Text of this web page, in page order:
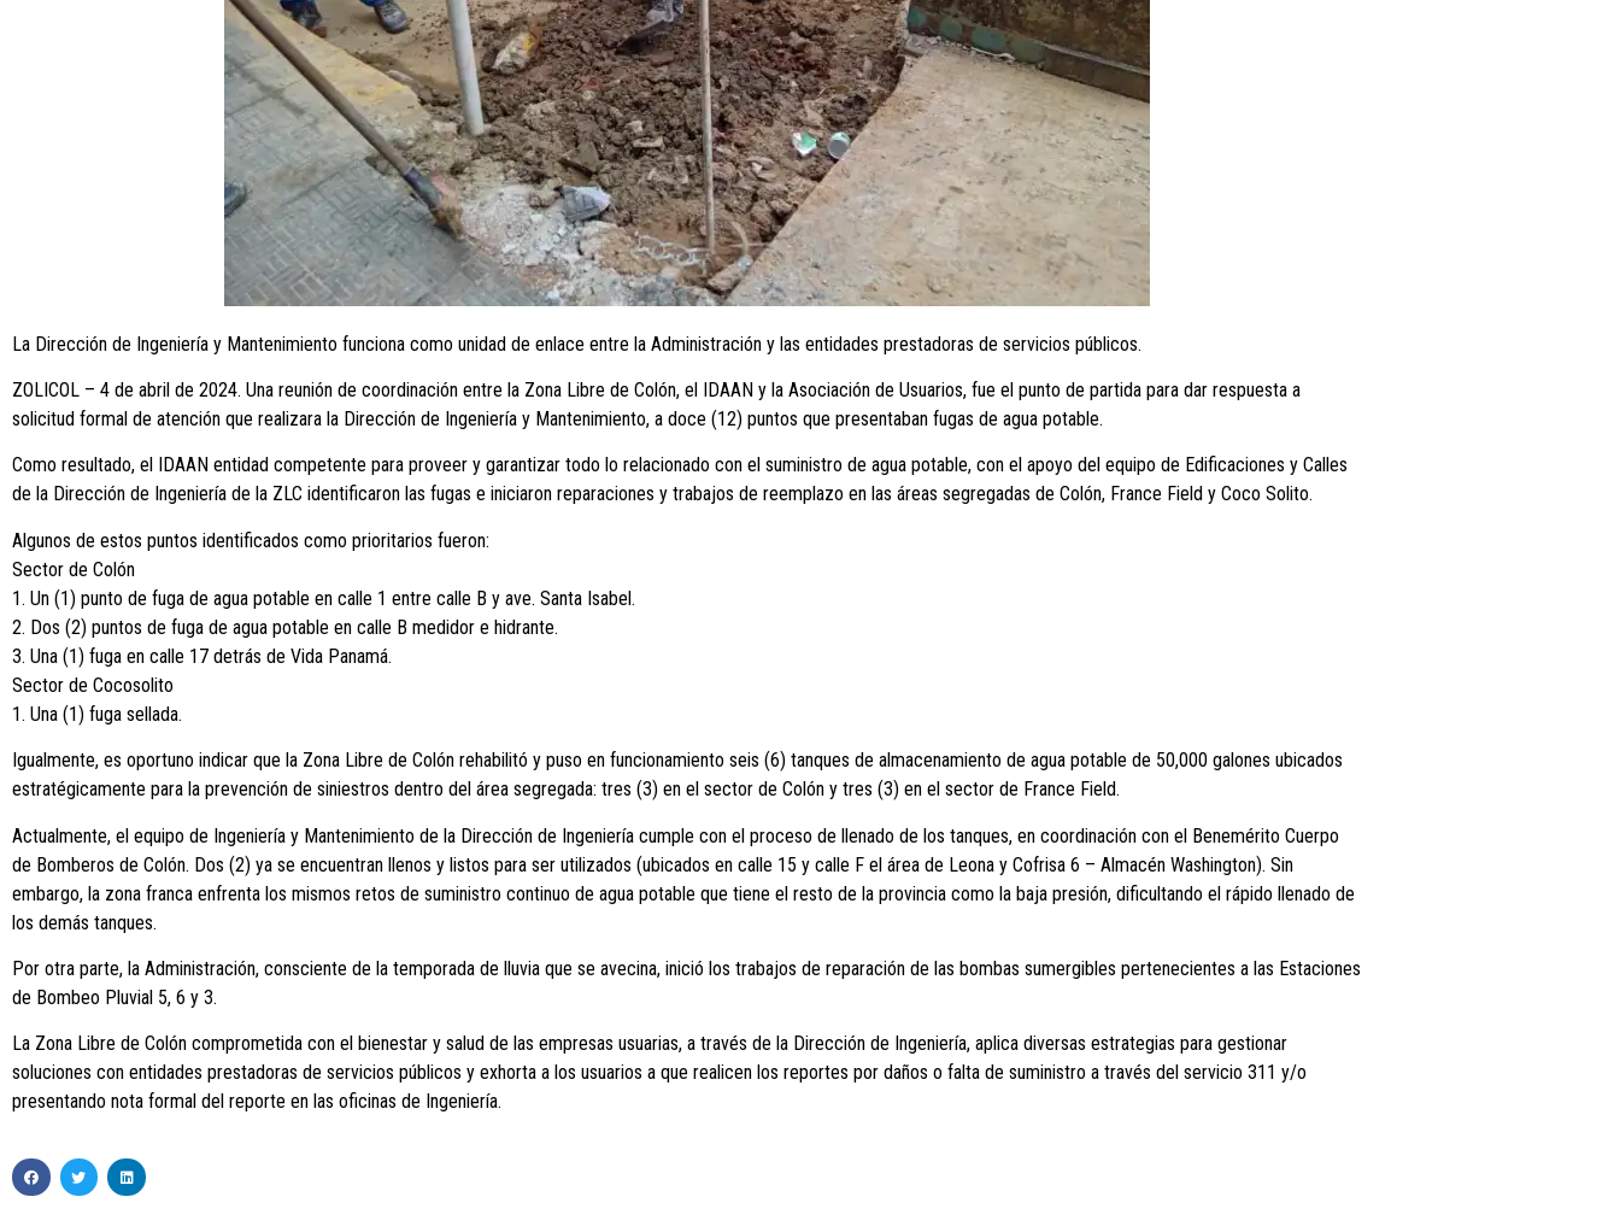
La Dirección de Ingeniería y Mantenimiento funciona como unidad de enlace entre la Administración y las entidades prestadoras de servicios públicos.
ZOLICOL – 4 de abril de 2024. Una reunión de coordinación entre la Zona Libre de Colón, el IDAAN y la Asociación de Usuarios, fue el punto de partida para dar respuesta a
solicitud formal de atención que realizara la Dirección de Ingeniería y Mantenimiento, a doce (12) puntos que presentaban fugas de agua potable.
Como resultado, el IDAAN entidad competente para proveer y garantizar todo lo relacionado con el suministro de agua potable, con el apoyo del equipo de Edificaciones y Calles
de la Dirección de Ingeniería de la ZLC identificaron las fugas e iniciaron reparaciones y trabajos de reemplazo en las áreas segregadas de Colón, France Field y Coco Solito.
Algunos de estos puntos identificados como prioritarios fueron:
Sector de Colón
1. Un (1) punto de fuga de agua potable en calle 1 entre calle B y ave. Santa Isabel.
2. Dos (2) puntos de fuga de agua potable en calle B medidor e hidrante.
3. Una (1) fuga en calle 17 detrás de Vida Panamá.
Sector de Cocosolito
1. Una (1) fuga sellada.
Igualmente, es oportuno indicar que la Zona Libre de Colón rehabilitó y puso en funcionamiento seis (6) tanques de almacenamiento de agua potable de 50,000 galones ubicados
estratégicamente para la prevención de siniestros dentro del área segregada: tres (3) en el sector de Colón y tres (3) en el sector de France Field.
Actualmente, el equipo de Ingeniería y Mantenimiento de la Dirección de Ingeniería cumple con el proceso de llenado de los tanques, en coordinación con el Benemérito Cuerpo
de Bomberos de Colón. Dos (2) ya se encuentran llenos y listos para ser utilizados (ubicados en calle 15 y calle F el área de Leona y Cofrisa 6 – Almacén Washington). Sin
embargo, la zona franca enfrenta los mismos retos de suministro continuo de agua potable que tiene el resto de la provincia como la baja presión, dificultando el rápido llenado de
los demás tanques.
Por otra parte, la Administración, consciente de la temporada de lluvia que se avecina, inició los trabajos de reparación de las bombas sumergibles pertenecientes a las Estaciones
de Bombeo Pluvial 5, 6 y 3.
La Zona Libre de Colón comprometida con el bienestar y salud de las empresas usuarias, a través de la Dirección de Ingeniería, aplica diversas estrategias para gestionar
soluciones con entidades prestadoras de servicios públicos y exhorta a los usuarios a que realicen los reportes por daños o falta de suministro a través del servicio 311 y/o
presentando nota formal del reporte en las oficinas de Ingeniería.